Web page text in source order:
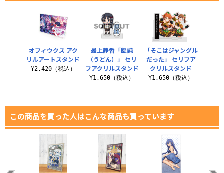
最上静香「饂飩
（うどん）」 セリ
フアクリルスタンド
¥1,650（税込）
「そこはジャングル
だった」 セリフア
クリルスタンド
¥1,650（税込）
オフィウクス アク
リルアートスタンド
¥2,420（税込）
この商品を買った人はこんな商品も買っています